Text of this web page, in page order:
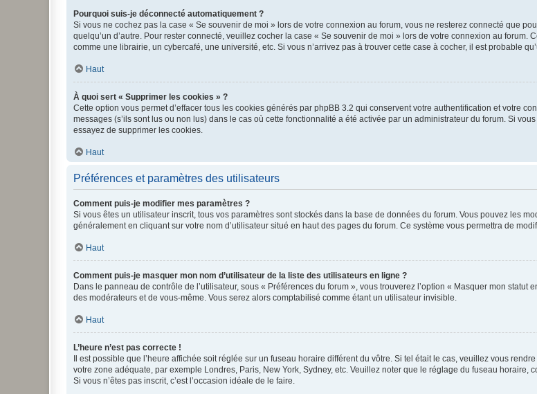
Pourquoi suis-je déconnecté automatiquement ?
Si vous ne cochez pas la case « Se souvenir de moi » lors de votre connexion au forum, vous ne resterez connecté que
quelqu’un d’autre. Pour rester connecté, veuillez cocher la case « Se souvenir de moi » lors de votre connexion au forum.
comme une librairie, un cybercafé, une université, etc. Si vous n’arrivez pas à trouver cette case à cocher, il est probable
Haut
À quoi sert « Supprimer les cookies » ?
Cette option vous permet d’effacer tous les cookies générés par phpBB 3.2 qui conservent votre authentification et votre
messages (s’ils sont lus ou non lus) dans le cas où cette fonctionnalité a été activée par un administrateur du forum. Si
essayez de supprimer les cookies.
Haut
Préférences et paramètres des utilisateurs
Comment puis-je modifier mes paramètres ?
Si vous êtes un utilisateur inscrit, tous vos paramètres sont stockés dans la base de données du forum. Vous pouvez les
généralement en cliquant sur votre nom d’utilisateur situé en haut des pages du forum. Ce système vous permettra de
Haut
Comment puis-je masquer mon nom d’utilisateur de la liste des utilisateurs en ligne ?
Dans le panneau de contrôle de l’utilisateur, sous « Préférences du forum », vous trouverez l’option « Masquer mon
des modérateurs et de vous-même. Vous serez alors comptabilisé comme étant un utilisateur invisible.
Haut
L’heure n’est pas correcte !
Il est possible que l’heure affichée soit réglée sur un fuseau horaire différent du vôtre. Si tel était le cas, veuillez vous
votre zone adéquate, par exemple Londres, Paris, New York, Sydney, etc. Veuillez noter que le réglage du fuseau horaire,
Si vous n’êtes pas inscrit, c’est l’occasion idéale de le faire.